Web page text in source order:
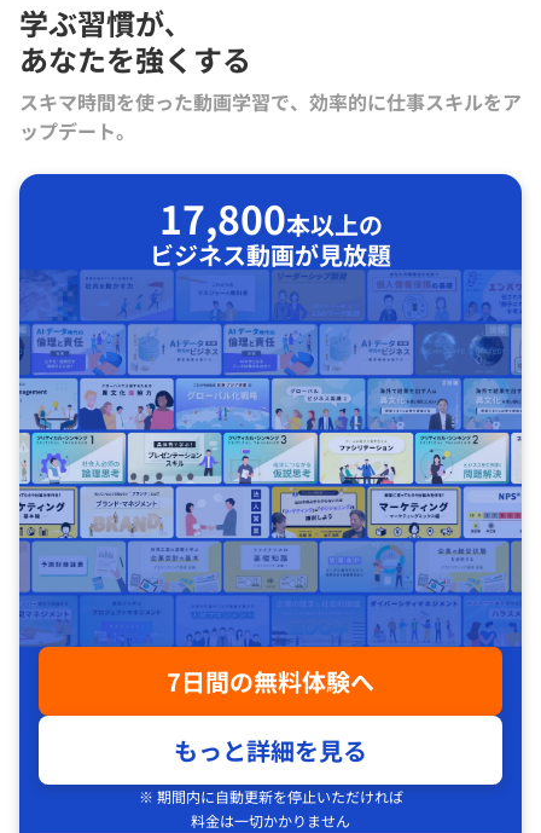
学ぶ習慣が､
あなたを強くする
スキマ時間を使った動画学習で、効率的に仕事スキルをア
ップデート。
17,800本以上の
ビジネス動画が見放題
7日間の無料体験へ
もっと詳細を見る
※ 期間内に自動更新を停止いただければ
料金は一切かかりません